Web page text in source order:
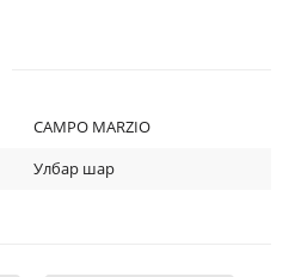
CAMPO MARZIO
Улбар шар